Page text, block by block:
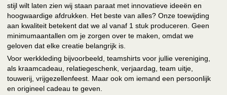
stijl wilt laten zien wij staan paraat met innovatieve ideeën en
hoogwaardige afdrukken. Het beste van alles? Onze toewijding
aan kwaliteit betekent dat we al vanaf 1 stuk produceren. Geen
minimumaantallen om je zorgen over te maken, omdat we
geloven dat elke creatie belangrijk is.
Voor werkkleding bijvoorbeeld, teamshirts voor jullie vereniging,
als kraamcadeau, relatiegeschenk, verjaardag, team uitje,
touwerij, vrijgezellenfeest. Maar ook om iemand een persoonlijk
en origineel cadeau te geven.